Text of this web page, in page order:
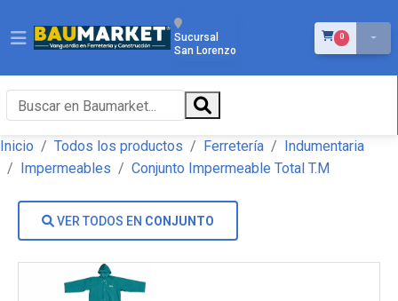
Sucursal
San Lorenzo
0ÍTEMS EN EL
Inicio Todos los productos Ferretería
Indumentaria
Impermeables
Conjunto Impermeable Total T.M
VER TODOS EN CONJUNTO